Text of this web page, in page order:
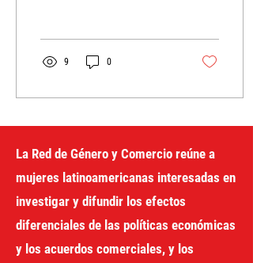
9 0
La Red de Género y Comercio reúne a
mujeres latinoamericanas interesadas en
investigar y difundir los efectos
diferenciales de las políticas económicas
y los acuerdos comerciales, y los